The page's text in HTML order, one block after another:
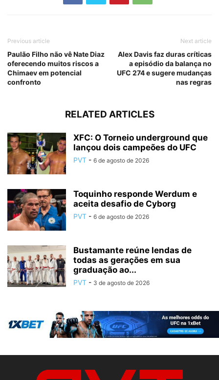
Previous article
Paulão Filho não vê Nate Diaz
oferecendo muitos riscos a
Chimaev em potencial
confronto
Next article
Alex Davis faz duras críticas
a episódio da balança no
UFC 274 e sugere mudanças
nas regras
RELATED ARTICLES
XFC: O Torneio underground que
lançou dois campeões do UFC
PVT - 6 de agosto de 2026
Toquinho responde Werdum e
aceita desafio de Cyborg
PVT - 6 de agosto de 2026
Bustamante reúne lendas de
todas as gerações em sua
graduação ao...
PVT - 3 de agosto de 2026